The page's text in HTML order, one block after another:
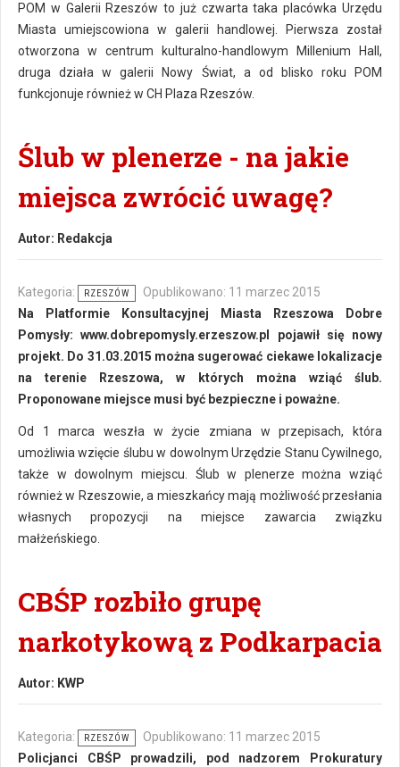
POM w Galerii Rzeszów to już czwarta taka placówka Urzędu
Miasta umiejscowiona w galerii handlowej. Pierwsza został
otworzona w centrum kulturalno-handlowym Millenium Hall,
druga działa w galerii Nowy Świat, a od blisko roku POM
funkcjonuje również w CH Plaza Rzeszów.
Ślub w plenerze - na jakie
miejsca zwrócić uwagę?
Autor: Redakcja
Kategoria: RZESZÓW
Opublikowano: 11 marzec 2015
Na Platformie Konsultacyjnej Miasta Rzeszowa Dobre
Pomysły: www.dobrepomysly.erzeszow.pl pojawił się nowy
projekt. Do 31.03.2015 można sugerować ciekawe lokalizacje
na terenie Rzeszowa, w których można wziąć ślub.
Proponowane miejsce musi być bezpieczne i poważne.
Od 1 marca weszła w życie zmiana w przepisach, która
umożliwia wzięcie ślubu w dowolnym Urzędzie Stanu Cywilnego,
także w dowolnym miejscu. Ślub w plenerze można wziąć
również w Rzeszowie, a mieszkańcy mają możliwość przesłania
własnych propozycji na miejsce zawarcia związku
małżeńskiego.
CBŚP rozbiło grupę
narkotykową z Podkarpacia
Autor: KWP
Kategoria: RZESZÓW
Opublikowano: 11 marzec 2015
Policjanci CBŚP prowadzili, pod nadzorem Prokuratury